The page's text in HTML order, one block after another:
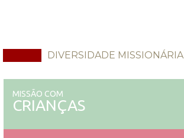
DIVERSIDADE MISSIONÁRIA
MISSÃO COM
CRIANÇAS